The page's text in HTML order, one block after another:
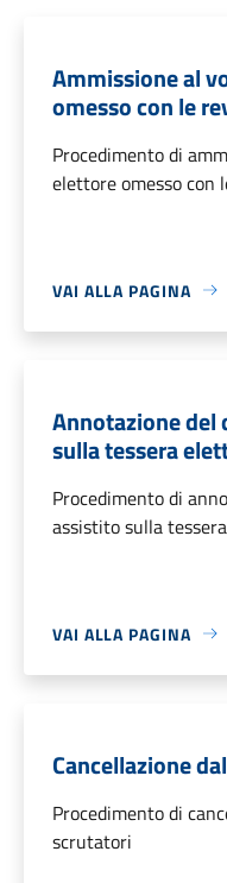
Ammissione al
omesso con le
Procedimento di
elettore omesso con
VAI ALLA PAGINA
Annotazione
sulla tessera
Procedimento di
assistito sulla
VAI ALLA PAGINA
Cancellazione
Procedimento di
scrutatori